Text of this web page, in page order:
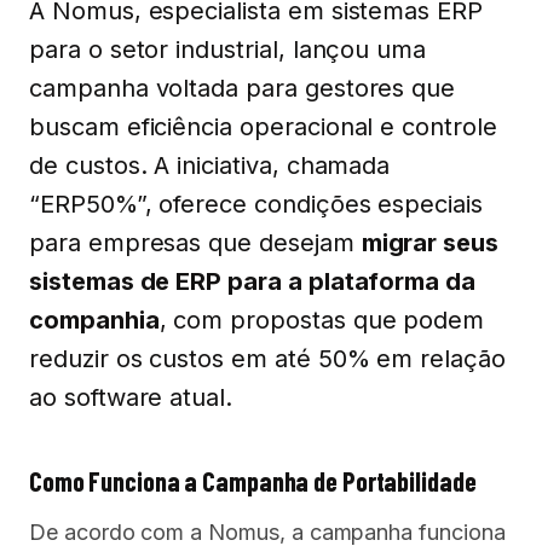
A Nomus, especialista em sistemas ERP
para o setor industrial, lançou uma
campanha voltada para gestores que
buscam eficiência operacional e controle
de custos. A iniciativa, chamada
“ERP50%”, oferece condições especiais
para empresas que desejam migrar seus
sistemas de ERP para a plataforma da
companhia, com propostas que podem
reduzir os custos em até 50% em relação
ao software atual.
Como Funciona a Campanha de Portabilidade
De acordo com a Nomus, a campanha funciona